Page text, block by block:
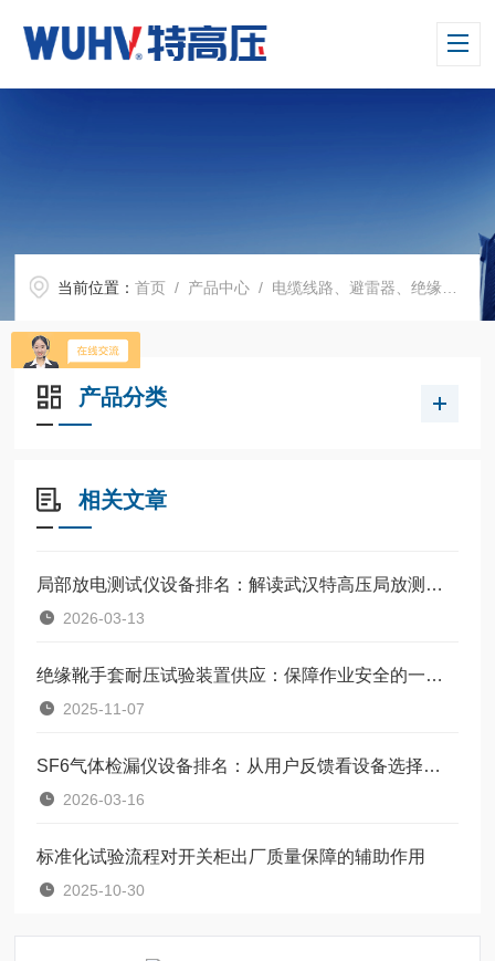
当前位置：首页 / 产品中心 / 电缆线路、避雷器、绝缘子测试仪器
产品分类
相关文章
局部放电测试仪设备排名：解读武汉特高压局放测试仪的用户认可之路
2026-03-13
绝缘靴手套耐压试验装置供应：保障作业安全的一道防线
2025-11-07
SF6气体检漏仪设备排名：从用户反馈看设备选择的考量维度
2026-03-16
标准化试验流程对开关柜出厂质量保障的辅助作用
2025-10-30